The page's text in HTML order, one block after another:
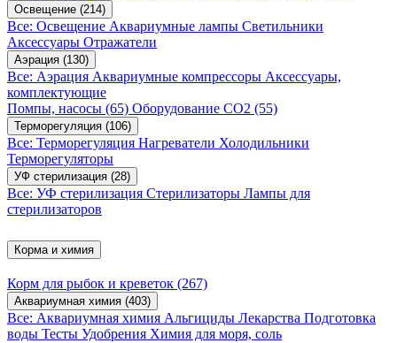
Освещение (214)
Все: Освещение Аквариумные лампы Светильники
Аксессуары Отражатели
Аэрация (130)
Все: Аэрация Аквариумные компрессоры Аксессуары,
комплектующие
Помпы, насосы (65) Оборудование CO2 (55)
Терморегуляция (106)
Все: Терморегуляция Нагреватели Холодильники
Терморегуляторы
УФ стерилизация (28)
Все: УФ стерилизация Стерилизаторы Лампы для
стерилизаторов
Корма и химия
Корм для рыбок и креветок (267)
Аквариумная химия (403)
Все: Аквариумная химия Альгициды Лекарства Подготовка
воды Тесты Удобрения Химия для моря, соль